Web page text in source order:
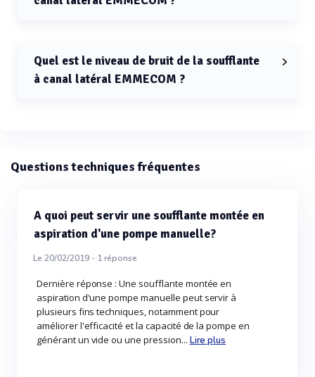
Quel est le niveau de bruit de la soufflante
à canal latéral EMMECOM ?
Questions techniques fréquentes
A quoi peut servir une soufflante montée en
aspiration d'une pompe manuelle?
Le 20/02/2019 - 1réponse
Dernière réponse : Une soufflante montée en
aspiration d'une pompe manuelle peut servir à
plusieurs fins techniques, notamment pour
améliorer l'efficacité et la capacité de la pompe en
générant un vide ou une pression... Lire plus